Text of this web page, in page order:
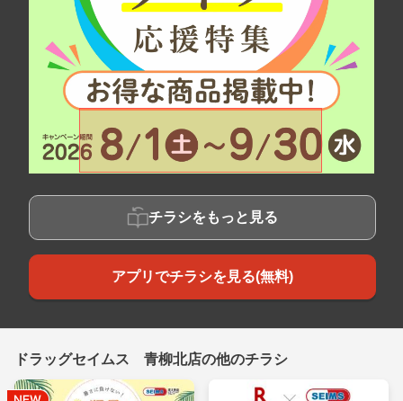
チラシをもっと見る
アプリでチラシを見る(無料)
ドラッグセイムス 青柳北店の他のチラシ